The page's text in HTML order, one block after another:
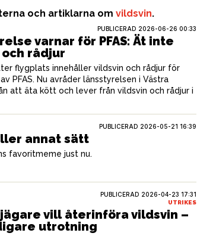
och artiklarna om vildsvin.
PUBLICERAD 2026-06-26 00:33
varnar för PFAS: Ät inte
rådjur
flygplats innehåller vildsvin och rådjur för
PFAS. Nu avråder länsstyrelsen i Västra
att äta kött och lever från vildsvin och rådjur i
PUBLICERAD 2026-05-21 16:39
annat sätt
favoritmeme just nu.
PUBLICERAD 2026-04-23 17:31
UTRIKES
jägare vill återinföra vildsvin –
utrotning
VAPEN